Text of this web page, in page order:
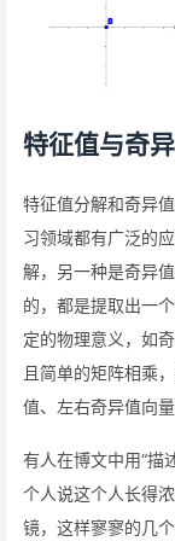
特征值与奇
特征值分解和奇异
习领域都有广泛的
解，另一种是奇异
的，都是提取出一
定的物理意义，如
且简单的矩阵相乘
值、左右奇异值向量
有人在博文中用“描
个人说这个人长得
镜，这样寥寥的几